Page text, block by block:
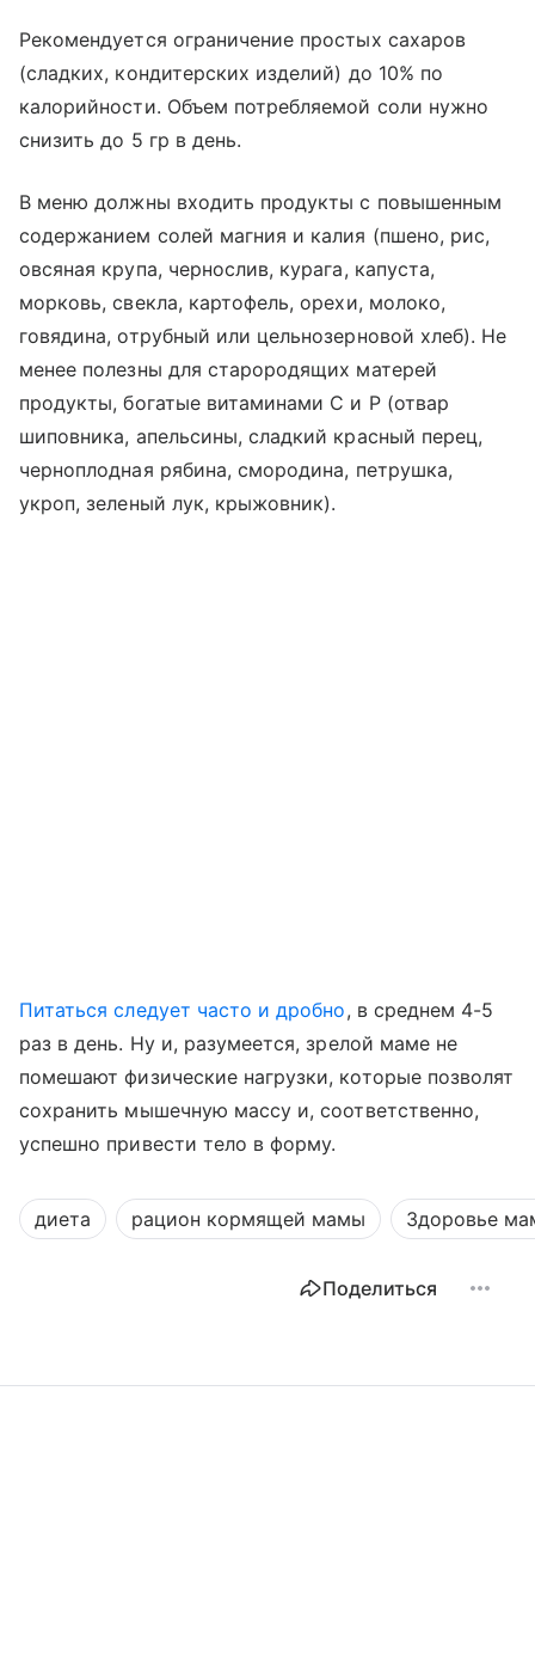
Рекомендуется ограничение простых сахаров
(сладких, кондитерских изделий) до 10% по
калорийности. Объем потребляемой соли нужно
снизить до 5 гр в день.
В меню должны входить продукты с повышенным
содержанием солей магния и калия (пшено, рис,
овсяная крупа, чернослив, курага, капуста,
морковь, свекла, картофель, орехи, молоко,
говядина, отрубный или цельнозерновой хлеб). Не
менее полезны для старородящих матерей
продукты, богатые витаминами С и Р (отвар
шиповника, апельсины, сладкий красный перец,
черноплодная рябина, смородина, петрушка,
укроп, зеленый лук, крыжовник).
Питаться следует часто и дробно, в среднем 4-5
раз в день. Ну и, разумеется, зрелой маме не
помешают физические нагрузки, которые позволят
сохранить мышечную массу и, соответственно,
успешно привести тело в форму.
диета рацион кормящей мамы Здоровье
Поделиться